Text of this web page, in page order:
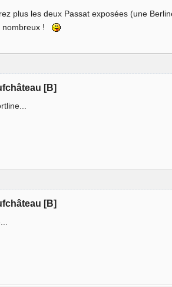
plus les deux Passat exposées (une
nombreux !
[B]
[B]